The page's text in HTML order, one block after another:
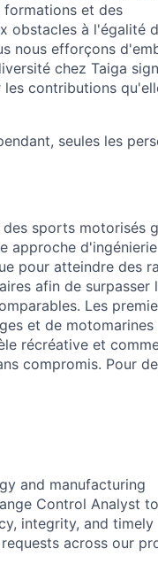
formations et des
obstacles à l'égalité
nous efforçons
chez Taiga
contributions
seules les
sports motorisés
approche d'ingénierie
pour atteindre des
afin de surpasser
Les
et de motomarines
récréative et
compromis. Pour
and manufacturing
Control Analyst
integrity, and timely
across our